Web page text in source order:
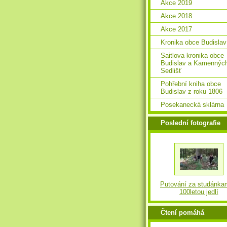
Akce 2019
Akce 2018
Akce 2017
Kronika obce Budislav
Saitlova kronika obce
Budislav a
Sedlišť
Pohřební kniha obce
Budislav z roku 1806
Posekanecká sklárna
Poslední fotografie
Putování za
100letou jedlí
Čtení pomáhá